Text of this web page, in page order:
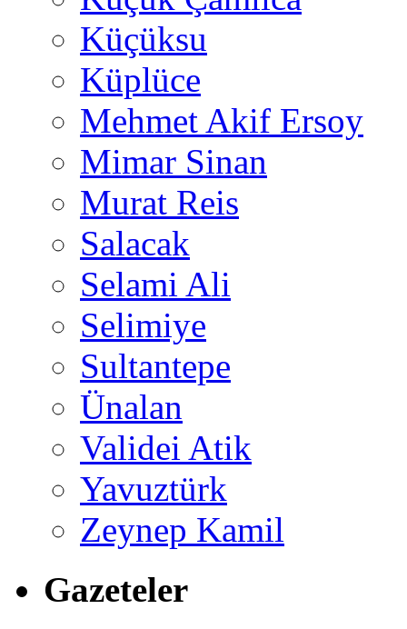
Küçüksu
Küplüce
Mehmet Akif Ersoy
Mimar Sinan
Murat Reis
Salacak
Selami Ali
Selimiye
Sultantepe
Ünalan
Validei Atik
Yavuztürk
Zeynep Kamil
Gazeteler